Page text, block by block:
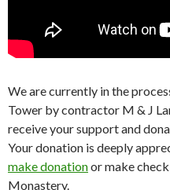
We are currently in the
Tower by contractor M & J
receive your support and
Your donation is deeply
make donationor make
Monastery.